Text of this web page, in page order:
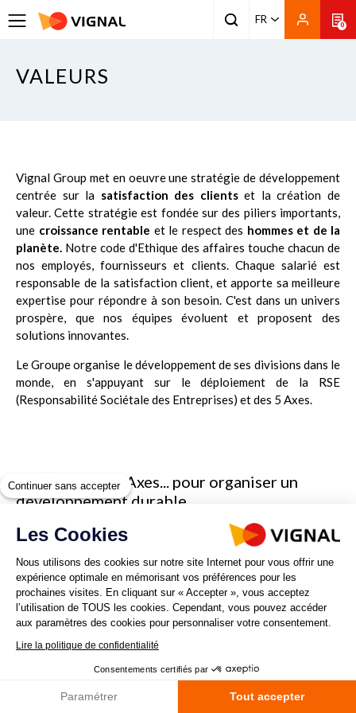
FR 0
VALEURS
Vignal Group met en oeuvre une stratégie de développement
centrée sur la satisfaction des clientset la création de
valeur. Cette stratégie est fondée sur des piliers importants,
une croissance rentable et le respect des hommes et de la
planète. Notre code d'Ethique des affaires touche chacun de
nos employés, fournisseurs et clients. Chaque salarié est
responsable de la satisfaction client, et apporte sa meilleure
expertise pour répondre à son besoin. C'est dans un univers
prospère, que nos équipes évoluent et proposent des
solutions innovantes.
Le Groupe organise le développement de ses divisions dans le
monde, en s'appuyant sur le déploiement de la RSE
(Responsabilité Sociétale des Entreprises) et des 5 Axes.
La RSE et les 5 Axes... pour organiser un
développement durable
Continuer sans accepter
Les Cookies
Nous utilisons des cookies sur notre site Internet pour vous offrir une
expérience optimale en mémorisant vos préférences pour les
prochaines visites. En cliquant sur « Accepter », vous acceptez
l’utilisation de TOUS les cookies. Cependant, vous pouvez accéder
aux paramètres des cookies pour personnaliser votre consentement.
Lire la politique de confidentialité
Consentements certifiés par
Paramétrer Tout accepter